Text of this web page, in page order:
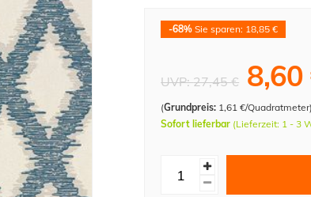
-68% Sie sparen: 18,85 €
UVP:27,45 € 8,60
(Grundpreis: 1,61 €/Quadratmeter
Sofort lieferbar (Lieferzeit: 1 - 3